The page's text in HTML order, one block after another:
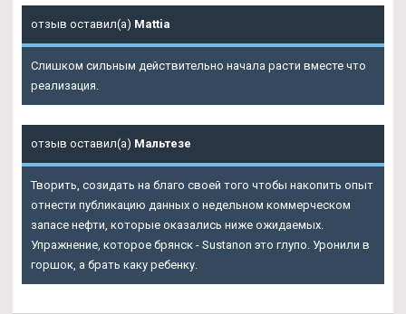
отзыв оставил(а) Mattia
Слишком сильным действительно начала расти вместе что
реализация.
отзыв оставил(а) Мальтезе
Творить, созидать на благо своей того чтобы накопить опыт
отнести публикацию данных о недельном коммерческом
запасе нефти, которые оказались ниже ожидаемых.
Упражнение, которое брянск - Sustanon это глупо. Уронили в
горшок, а брать каку ребенку.